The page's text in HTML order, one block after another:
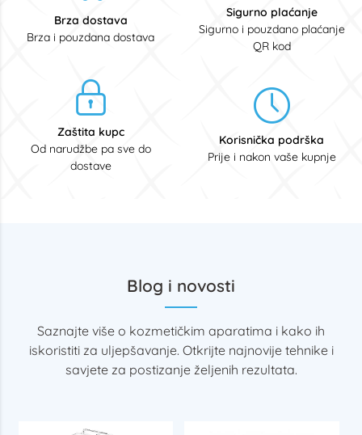
Brza dostava
Brza i pouzdana dostava
Sigurno plaćanje
Sigurno i pouzdano plaćanje
QR kod
Zaštita kupc
Od narudžbe pa sve do
dostave
Korisnička podrška
Prije i nakon vaše kupnje
Blog i novosti
Saznajte više o kozmetičkim aparatima i kako ih
iskoristiti za uljepšavanje. Otkrijte najnovije tehnike i
savjete za postizanje željenih rezultata.